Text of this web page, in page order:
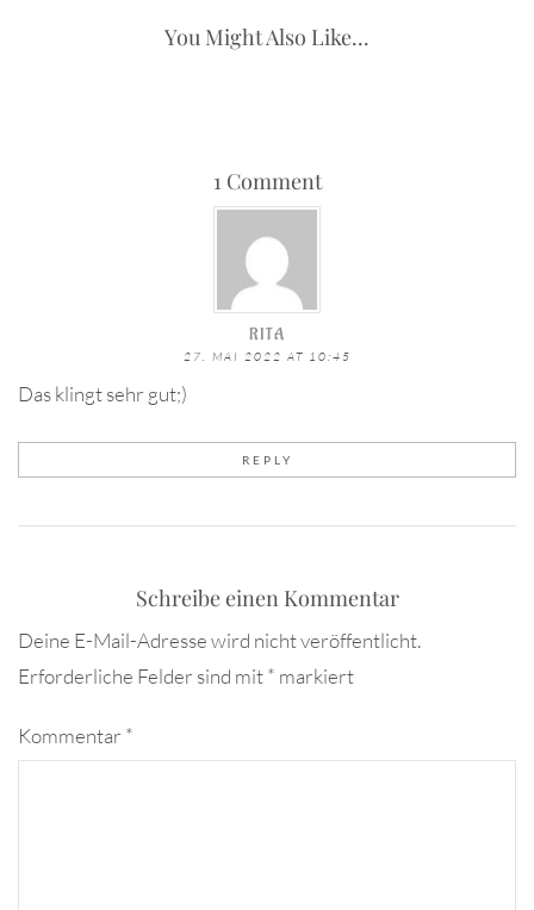
You Might Also Like...
1 Comment
RITA
27. MAI 2022 AT 10:45
Das klingt sehr gut;)
REPLY
Schreibe einen Kommentar
Deine E-Mail-Adresse wird nicht veröffentlicht.
Erforderliche Felder sind mit* markiert
Kommentar *